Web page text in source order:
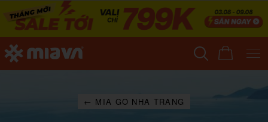
← MIA GO NHA TRANG